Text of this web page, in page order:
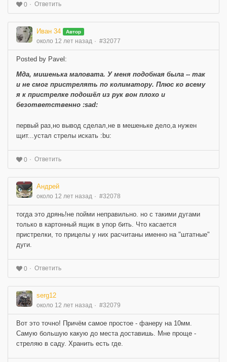
0 Ответить
Иван 34 Автор
около 12 лет назад #32077
Posted by Pavel:
Мда, мишенька маловата. У меня подобная была -- так
и не смог пристрелять по колиматору. Плюс ко всему
я к пристрелке подошёл из рук вон плохо и
безответственно :sad:
первый раз,но вывод сделал,не в мешеньке дело,а нужен
щит...устал стрелы искать :bu:
0 Ответить
Андрей
около 12 лет назад #32078
тогда это дрянь!не пойми неправильно. но с такими дугами
только в картонный ящик в упор бить. Что касается
пристрелки, то прицелы у них расчитаны именно на "штатные"
дуги.
0 Ответить
serg12
около 12 лет назад #32079
Вот это точно! Причём самое простое - фанеру на 10мм.
Самую большую какую до места доставишь. Мне проще -
стреляю в саду. Хранить есть где.